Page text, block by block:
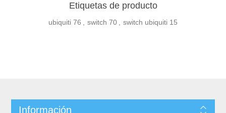
Etiquetas de producto
ubiquiti 76 , switch 70 , switch ubiquiti 15
Información